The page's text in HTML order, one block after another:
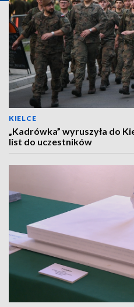
KIELCE
„Kadrówka” wyruszyła do
list do uczestników